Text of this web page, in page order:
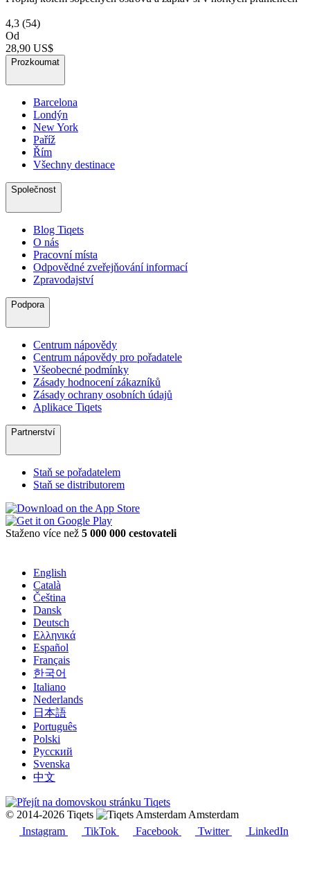
4,3 (54)
Od
28,90 US$
Prozkoumat
Barcelona
Londýn
New York
Paříž
Řím
Všechny destinace
Společnost
Blog Tiqets
O nás
Pracovní místa
Odpovědné zveřejňování informací
Zpravodajství
Podpora
Centrum nápovědy
Centrum nápovědy pro pořadatele
Všeobecné podmínky
Zásady hodnocení zákazníků
Zásady ochrany osobních údajů
Aplikace Tiqets
Partnerství
Staň se pořadatelem
Staň se distributorem
Staženo více než 5 000 000 cestovateli
English
Català
Čeština
Dansk
Deutsch
Ελληνικά
Español
Français
한국어
Italiano
Nederlands
日本語
Português
Polski
Русский
Svenska
中文
© 2014-2026 Tiqets
Amsterdam
Instagram
TikTok Facebook Twitter LinkedIn